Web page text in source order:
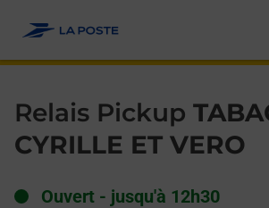
Relais Pickup
CYRILLE ET VERO
Ouvert - jusqu'à 12h30